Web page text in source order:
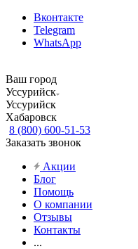
Вконтакте
Telegram
WhatsApp
Ваш город
Уссурийск
Уссурийск
Хабаровск
8 (800) 600-51-53
Заказать звонок
Акции
Блог
Помощь
О компании
Отзывы
Контакты
...